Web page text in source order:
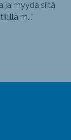
ja myydä siitä
m..."